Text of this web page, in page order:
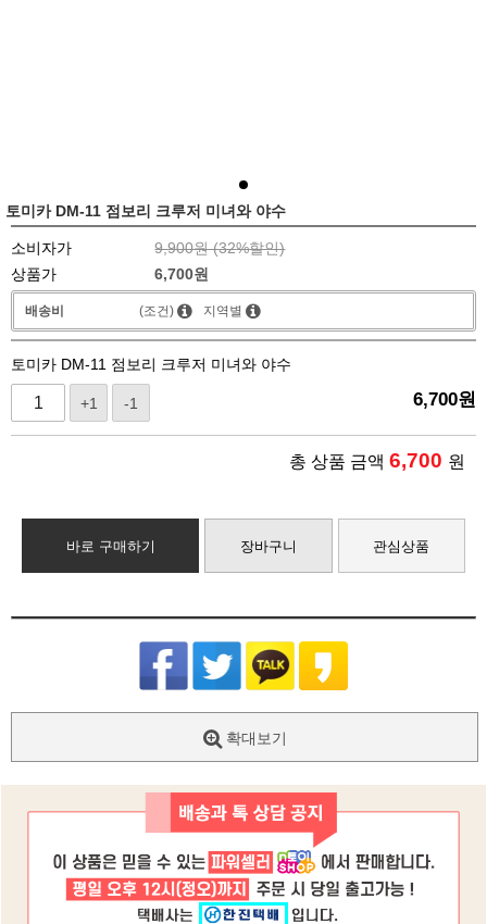
토미카 DM-11 점보리 크루저 미녀와 야수
소비자가 9,900원 (32%할인)
상품가
6,700원
배송비 (조건) 지역별
토미카 DM-11 점보리 크루저 미녀와 야수
+1 -1 6,700원
총 상품 금액 6,700 원
바로 구매하기 장바구니 관심상품
확대보기